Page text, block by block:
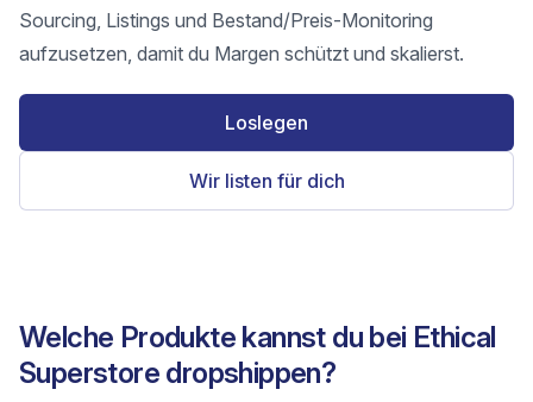
Sourcing, Listings und Bestand/Preis-Monitoring
aufzusetzen, damit du Margen schützt und skalierst.
Loslegen
Wir listen für dich
Welche Produkte kannst du bei Ethical
Superstore dropshippen?